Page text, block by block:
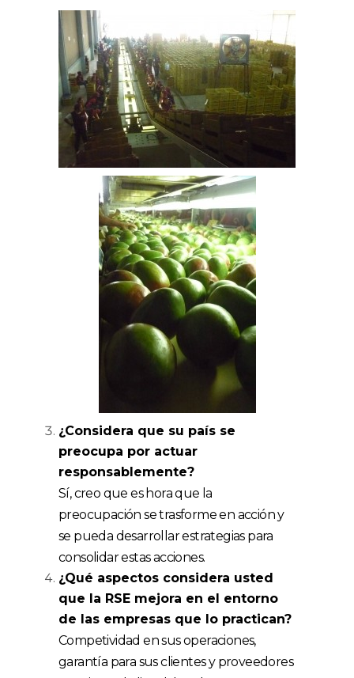
¿Considera que su país se
preocupa por actuar
responsablemente?
Sí, creo que es hora que la
preocupación se trasforme en acción y
se pueda desarrollar estrategias para
consolidar estas acciones.
¿Qué aspectos considera usted
que la RSE mejora en el entorno
de las empresas que lo practican?
Competividad en sus operaciones,
garantía para sus clientes y proveedores